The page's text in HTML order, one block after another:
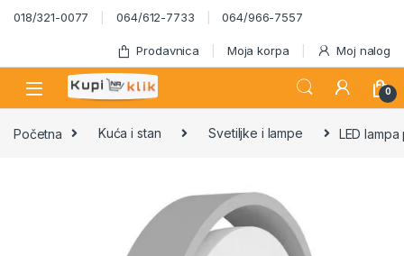
Skip to navigation
Skip to content
018/321-0077 064/612-7733 064/966-7557
Prodavnica Moja korpa Moj nalog
0
Početna Kuća i stan Svetiljke i lampe LED lampa